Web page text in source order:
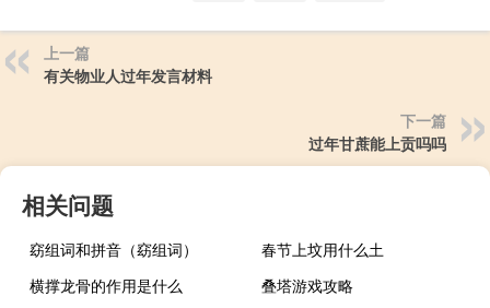
上一篇
有关物业人过年发言材料
下一篇
过年甘蔗能上贡吗吗
相关问题
窈组词和拼音（窈组词）
春节上坟用什么土
横撑龙骨的作用是什么
叠塔游戏攻略